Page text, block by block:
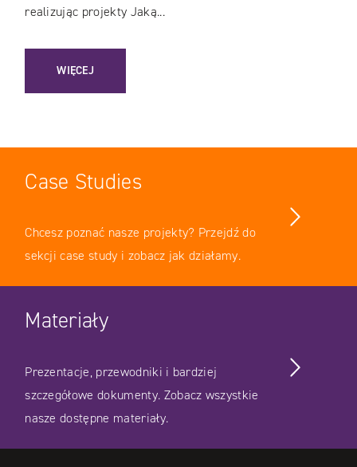
realizując projekty Jaką...
WIĘCEJ
: DLACZEGO INNOWACYJNEGO PROJEKTU NIE
Case Studies
Chcesz poznać nasze projekty? Przejdź do
sekcji case study i zobacz jak działamy.
Materiały
Prezentacje, przewodniki i bardziej
szczegółowe dokumenty. Zobacz wszystkie
nasze dostępne materiały.